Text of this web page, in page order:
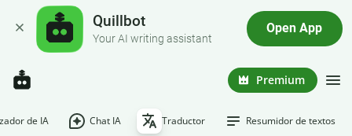
Quillbot
Your AI writing assistant
Open App
Premium
de IA Chat IA Traductor Resumidor de textos